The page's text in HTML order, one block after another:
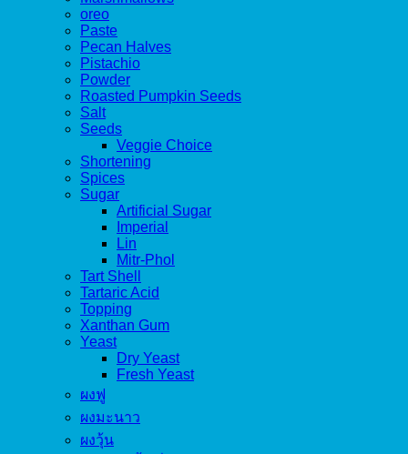
oreo
Paste
Pecan Halves
Pistachio
Powder
Roasted Pumpkin Seeds
Salt
Seeds
Veggie Choice
Shortening
Spices
Sugar
Artificial Sugar
Imperial
Lin
Mitr-Phol
Tart Shell
Tartaric Acid
Topping
Xanthan Gum
Yeast
Dry Yeast
Fresh Yeast
ผงฟู
ผงมะนาว
ผงวุ้น